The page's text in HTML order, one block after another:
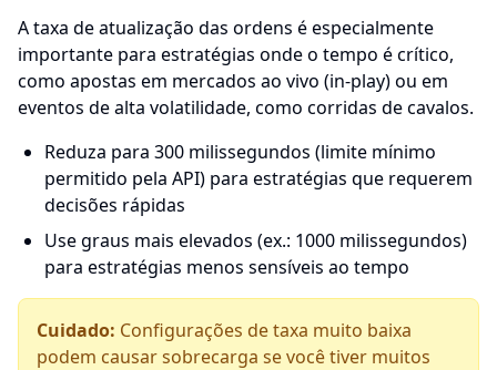
A taxa de atualização das ordens é especialmente
importante para estratégias onde o tempo é crítico,
como apostas em mercados ao vivo (in-play) ou em
eventos de alta volatilidade, como corridas de cavalos.
Reduza para 300 milissegundos (limite mínimo
permitido pela API) para estratégias que requerem
decisões rápidas
Use graus mais elevados (ex.: 1000 milissegundos)
para estratégias menos sensíveis ao tempo
Cuidado: Configurações de taxa muito baixa
podem causar sobrecarga se você tiver muitos